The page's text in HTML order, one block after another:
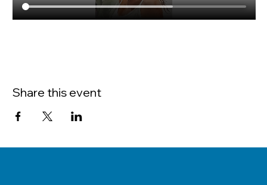
Share this event